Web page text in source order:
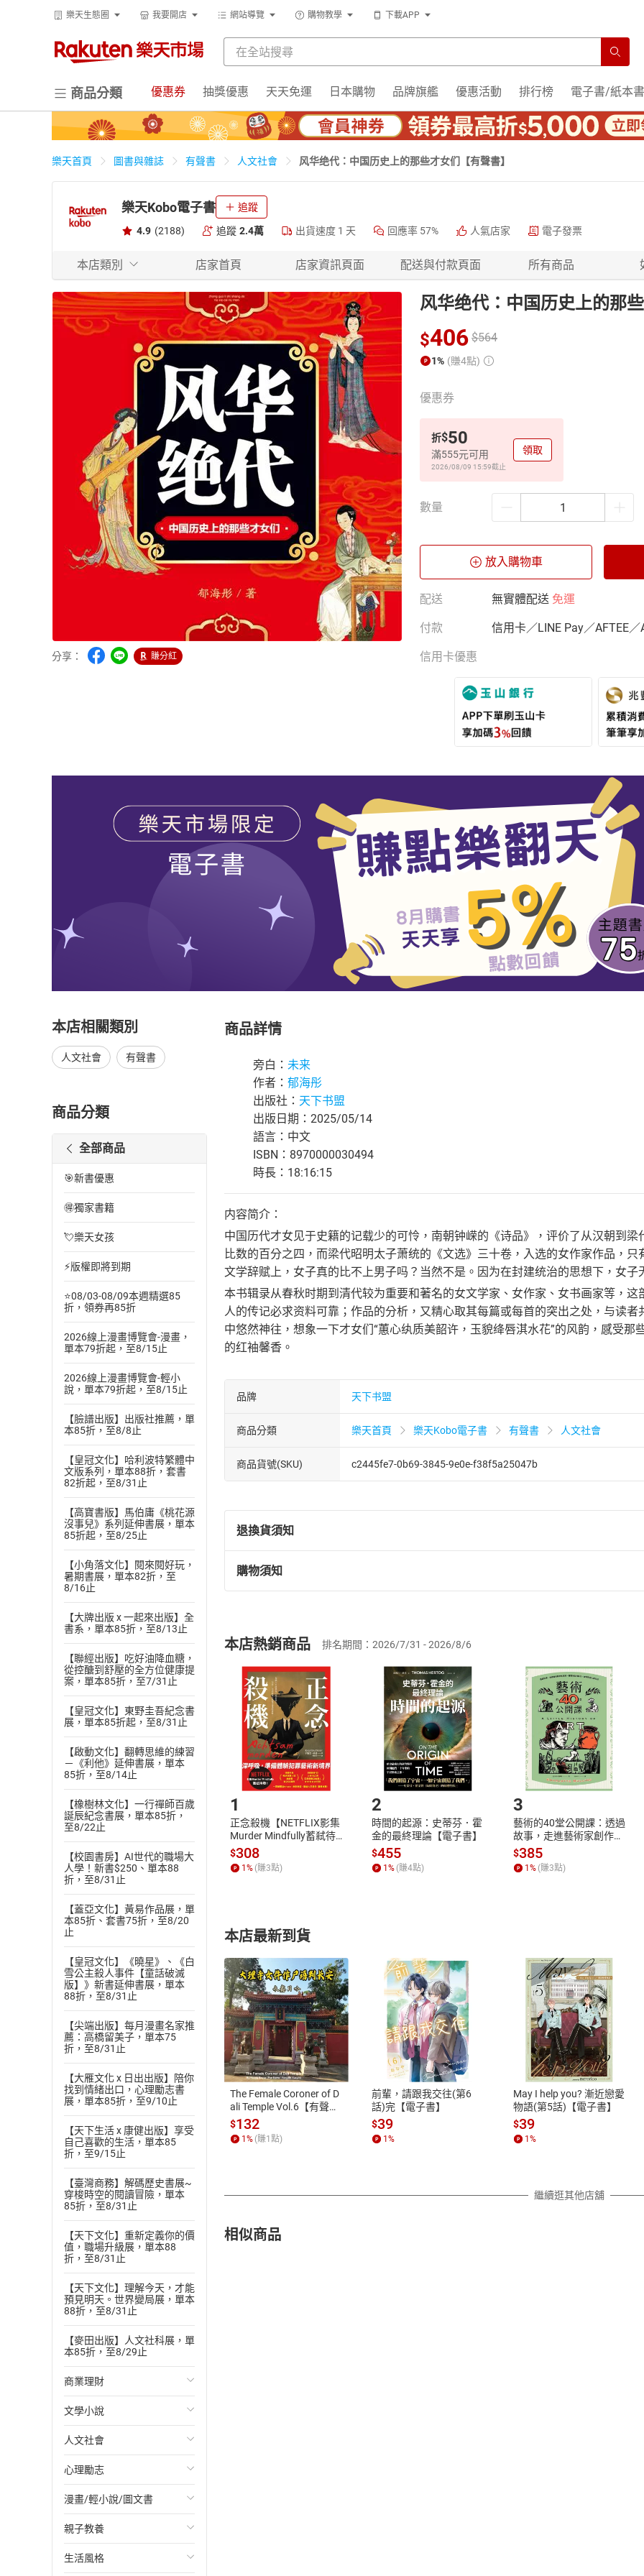
樂天生態圈 我要開店 網站導覽 購物教學 下載APP
商品分類 優惠券 抽獎優惠 天天免運 日本購物 品牌旗艦 優惠活動 排行榜 電子書/紙本書
樂天首頁 圖書與雜誌 有聲書 人文社會 风华绝代：中国历史上的那些才女们【有聲書】
樂天Kobo電子書 追蹤
4.9 (2188) 追蹤 2.4萬 出貨速度 1 天 回應率 57% 人氣店家 電子發票
本店類別 店家首頁 店家資訊頁面 配送與付款頁面 所有商品
分享： 賺分紅
风华绝代：中国历史上的那
$406 $564
1% (賺4點)
優惠券
折$50
滿555元可用
2026/08/09 15:59截止
領取
數量
放入購物車
配送 無實體配送 免運
付款 信用卡／LINE Pay／AFTEE／
信用卡優惠
本店相關類別
人文社會 有聲書
商品分類
全部商品
🎯新書優惠
🉐獨家書籍
💘樂天女孩
⚡版權即將到期
⭐08/03-08/09本週精選85
折，領券再85折
2026線上漫畫博覽會-漫畫，
單本79折起，至8/15止
2026線上漫畫博覽會-輕小
說，單本79折起，至8/15止
【臉譜出版】出版社推薦，單
本85折，至8/8止
【皇冠文化】哈利波特繁體中
文版系列，單本88折，套書
82折起，至8/31止
【高寶書版】馬伯庸《桃花源
沒事兒》系列延伸書展，單本
85折起，至8/25止
【小角落文化】閱來閱好玩，
暑期書展，單本82折，至
8/16止
【大牌出版 x 一起來出版】全
書系，單本85折，至8/13止
【聯經出版】吃好油降血糖，
從控醣到舒壓的全方位健康提
案，單本85折，至7/31止
【皇冠文化】東野圭吾紀念書
展，單本85折起，至8/31止
【啟動文化】翻轉思維的練習
－《利他》延伸書展，單本
85折，至8/14止
【橡樹林文化】一行禪師百歲
誕辰紀念書展，單本85折，
至8/22止
【校園書房】AI世代的職場大
人學！新書$250、單本88
折，至8/31止
【蓋亞文化】黃易作品展，單
本85折、套書75折，至8/20
止
【皇冠文化】《曉星》、《白
雪公主殺人事件【童話破滅
版】》新書延伸書展，單本
88折，至8/31止
【尖端出版】每月漫畫名家推
薦：高橋留美子，單本75
折，至8/31止
【大雁文化 x 日出出版】陪你
找到情緒出口，心理勵志書
展，單本85折，至9/10止
【天下生活 x 康健出版】享受
自己喜歡的生活，單本85
折，至9/15止
【臺灣商務】解碼歷史書展~
穿梭時空的閱讀冒險，單本
85折，至8/31止
【天下文化】重新定義你的價
值，職場升級展，單本88
折，至8/31止
【天下文化】理解今天，才能
預見明天。世界變局展，單本
88折，至8/31止
【麥田出版】人文社科展，單
本85折，至8/29止
商業理財
投資理財
經濟/趨勢
財務/金融
管理/領導
職場工作術
成功法
文學小說
歐美文學
日本文學
韓國文學
華文文學
經典文學
人文社會
國際關係
政治
社會科學
台灣/中國歷史
心理勵志
心靈成長/情緒
人際關係
兩性關係
漫畫/輕小說/圖文書
輕小說
奇幻/科幻
親子教養
教育現場
生活風格
商品詳情
旁白： 未来
作者： 郁海彤
出版社： 天下书盟
出版日期：2025/05/14
語言：中文
ISBN：8970000030494
時長：18:16:15
内容简介：
中国历代才女见于史籍的记载少的可怜，南朝钟嵘的《诗品》，评价了从汉朝到
比数的百分之四，而梁代昭明太子萧统的《文选》三十卷，入选的女作家作品，
文学辞赋上，女子真的比不上男子吗？当然不是。因为在封建统治的思想下，女子
本书辑录从春秋时期到清代较为重要和著名的女文学家、女作家、女书画家等，
人的传记必求资料可靠；作品的分析，又精心取其每篇或每首的突出之处，与读
中悠然神往，想象一下才女们“蕙心纨质美韶许，玉貌绛唇淇水花”的风韵，感受那
的红袖馨香。
品牌 天下书盟
商品分類 樂天首頁 樂天Kobo電子書 有聲書 人文社會
商品貨號(SKU) c2445fe7-0b69-3845-9e0e-f38f5a25047b
退換貨須知
退換貨規定：
(一)依消費者保護法第19條第1項後段暨通訊交易解除權合理例外情事適用
(二)消費者訂購本店鋪之商品即代表知悉本店鋪所銷售之商品為電子書，
且已下載/存取電子書，不得請求退貨退款。
退貨方式：您欲取消訂單或辦理退貨時，請登入樂天市場，並於「我的訂單
貨」，本店鋪將依您的申請進行審核，待審核通過後將為您辦理退款事宜。
請注意，樂天市場須以整筆訂單為單位進行取消/退貨，恕無法以單支商品取
購物須知
挑選商品
Choose
放入購物車
Shopping cart
登入帳號
Login
購書後，如何開始使用？
Step1.選擇閱讀載具 Step2.登入
付款方式
ATM轉帳、信用卡、LINE PAY、AFTEE
退換貨規範
本店是否提供消費者保護法七日猶
之權利，遽消費者保護法及通訊交
除權合理例外情事適用準則，依商
質各有不同規定。詳細退換貨說明
照各商品說明。
本店熱銷商品 排名期間：2026/7/31 - 2026/8/6
1
正念殺機【NETFLIX影集
Murder Mindfully蓄弒待
發】【電子書】
$308
1% (賺3點)
2
時間的起源：史蒂芬．霍
金的最終理論【電子書】
$455
1% (賺4點)
3
藝術的40堂公開課：透過
故事，走進藝術家創作現
場，看藝術如何誕生、如
何形塑人類生活【電子
書】
$385
1% (賺3點)
本店最新到貨
The Female Coroner of D
ali Temple Vol.6【有聲
書】
$132
1% (賺1點)
前輩，請跟我交往(第6
話)完【電子書】
$39
1%
May I help you? 漸近戀愛
物語(第5話)【電子書】
$39
1%
繼續逛其他店舖
相似商品